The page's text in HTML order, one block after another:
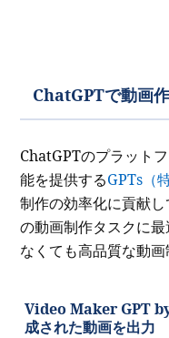
ChatGPTで動画
ChatGPTのプラット
能を提供するGPTs（
制作の効率化に貢献
の動画制作タスクに
なくても高品質な動画
Video Maker GPT
成された動画を出力